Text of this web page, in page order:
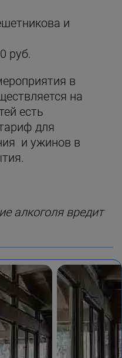
и
руб.
в
на
есть
для
и ужинов в
алкоголя вредит